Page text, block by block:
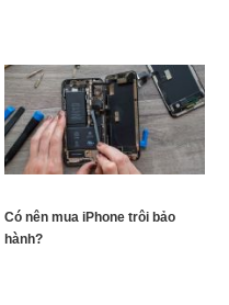
Có nên mua iPhone trôi bảo
hành?